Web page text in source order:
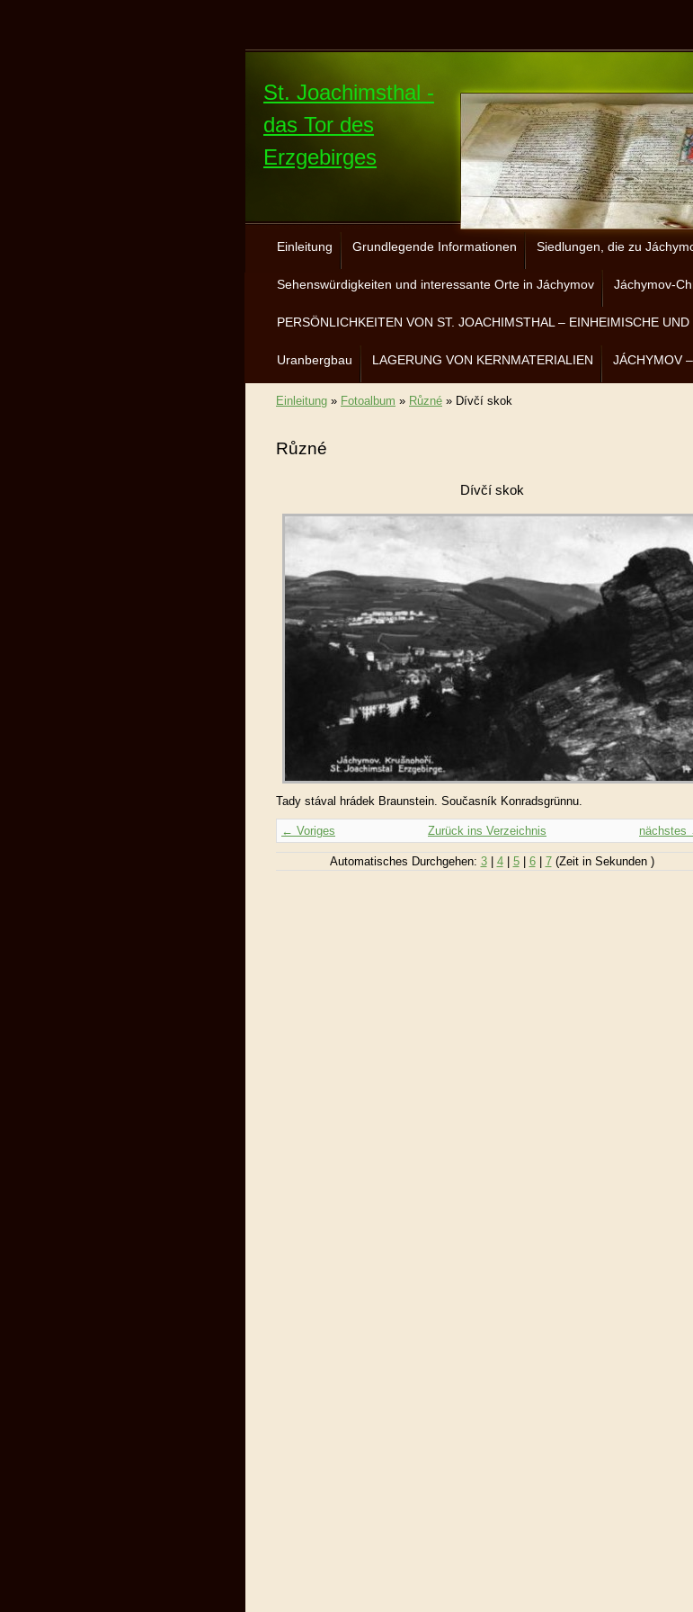
St. Joachimsthal -
das Tor des
Erzgebirges
Einleitung Grundlegende Informationen Siedlungen, die zu
Sehenswürdigkeiten und interessante Orte in Jáchymov Jáchymov-
PERSÖNLICHKEITEN VON ST. JOACHIMSTHAL – EINHEIMISCHE UND
Uranbergbau LAGERUNG VON KERNMATERIALIEN JÁCHYMOV
Einleitung » Fotoalbum » Různé » Dívčí skok
Různé
Dívčí skok
Tady stával hrádek Braunstein. Současník Konradsgrünnu.
← Voriges nächstes
Zurück ins Verzeichnis
Automatisches Durchgehen: 3| 4| 5| 6| 7(Zeit in Sekunden )